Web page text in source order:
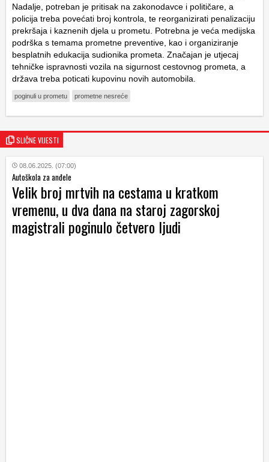
Nadalje, potreban je pritisak na zakonodavce i političare, a
policija treba povećati broj kontrola, te reorganizirati penalizaciju
prekršaja i kaznenih djela u prometu. Potrebna je veća medijska
podrška s temama prometne preventive, kao i organiziranje
besplatnih edukacija sudionika prometa. Značajan je utjecaj
tehničke ispravnosti vozila na sigurnost cestovnog prometa, a
država treba poticati kupovinu novih automobila.
poginuli u prometu prometne nesreće
SLIČNE VIJESTI
08.06.2025. (07:00)
Autoškola za anđele
Velik broj mrtvih na cestama u kratkom
vremenu, u dva dana na staroj zagorskoj
magistrali poginulo četvero ljudi